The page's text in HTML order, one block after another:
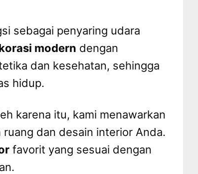
sebagai penyaring udara
modern dengan
dan kesehatan, sehingga
hidup.
karena itu, kami menawarkan
dan desain interior Anda.
favorit yang sesuai dengan